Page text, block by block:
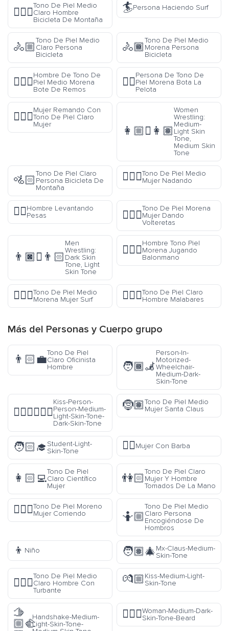
🚵🏼‍♂️
Tono De Piel Medio
Claro Hombre
Bicicleta De Montaña
🏄Persona Haciendo Surf
🚴🏼
Tono De Piel Medio
Claro Persona
Bicicleta
🚴🏾
Tono De Piel Medio
Morena Persona
Bicicleta
🚣🏾‍♂️
Hombre De Tono De
Piel Medio Morena
Bote De Remos
⛹🏿
Persona De Tono De
Piel Morena Bota La
Pelota
🚣🏻‍♀️
Mujer Remando Con
Tono De Piel Claro
Mujer
👩🏼‍🫯‍👩🏽
Women
Wrestling:
Medium-
Light Skin
Tone,
Medium Skin
Tone
🚵🏻
Tono De Piel Claro
Persona Bicicleta De
Montaña
🏊🏽‍♀️Tono De Piel Medio
Mujer Nadando
🏋️‍♂️Hombre Levantando
Pesas
🤸🏿‍♀️
Tono De Piel Morena
Mujer Dando
Volteretas
👨🏿‍🫯‍👨🏻
Men
Wrestling:
Dark Skin
Tone, Light
Skin Tone
🤾🏿‍♂️
Hombre Tono Piel
Morena Jugando
Balonmano
🏄🏾‍♀️Tono De Piel Medio
Morena Mujer Surf
🤹🏻‍♂️Tono De Piel Claro
Hombre Malabares
Más del Personas y Cuerpo grupo
👨🏻‍💼
Tono De Piel
Claro Oficinista
Hombre
🧑🏾‍🦼
Person-In-
Motorized-
Wheelchair-
Medium-Dark-
Skin-Tone
🧑🏼‍❤️‍💋‍🧑🏿
Kiss-Person-
Person-Medium-
Light-Skin-Tone-
Dark-Skin-Tone
🤶🏽Tono De Piel Medio
Mujer Santa Claus
🧑🏻‍🎓Student-Light-
Skin-Tone
🧔‍♀️Mujer Con Barba
👩🏻‍💻
Tono De Piel
Claro Científico
Mujer
👫🏻
Tono De Piel Claro
Mujer Y Hombre
Tomados De La Mano
🏃🏿‍♀️Tono De Piel Moreno
Mujer Corriendo
🤷🏼
Tono De Piel Medio
Claro Persona
Encogiéndose De
Hombros
👦 Niño 🧑🏽‍🎄Mx-Claus-Medium-
Skin-Tone
👳🏼‍♂️
Tono De Piel Medio
Claro Hombre Con
Turbante
💏🏼Kiss-Medium-Light-
Skin-Tone
🫱
🏼‍🫲
Handshake-Medium-
Light-Skin-Tone-
🧔🏾‍♀️Woman-Medium-Dark-
Skin-Tone-Beard